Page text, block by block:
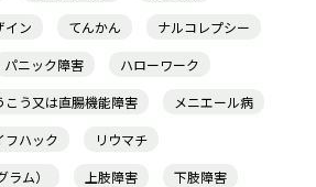
イン てんかん
ナルコレプシー
パニック障害
ハローワーク
こう又は直腸機能障害
メニエール病
フハック
リウマチ
ム）
上肢障害
下肢障害